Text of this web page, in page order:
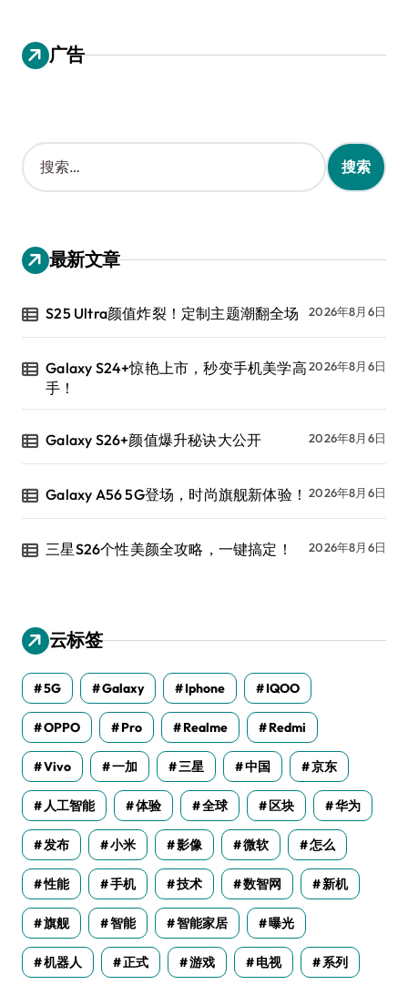
广告
搜
索
：
最新文章
S25 Ultra颜值炸裂！定制主题潮翻全场 2026年8月6日
Galaxy S24+惊艳上市，秒变手机美学高
手！
2026年8月6日
Galaxy S26+颜值爆升秘诀大公开 2026年8月6日
Galaxy A56 5G登场，时尚旗舰新体验！ 2026年8月6日
三星S26个性美颜全攻略，一键搞定！ 2026年8月6日
云标签
5G Galaxy Iphone IQOO
OPPO Pro Realme Redmi
Vivo 一加 三星 中国 京东
人工智能 体验 全球 区块 华为
发布 小米 影像 微软 怎么
性能 手机 技术 数智网 新机
旗舰 智能 智能家居 曝光
机器人 正式 游戏 电视 系列